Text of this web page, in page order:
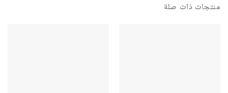
منتجات ذات صلة